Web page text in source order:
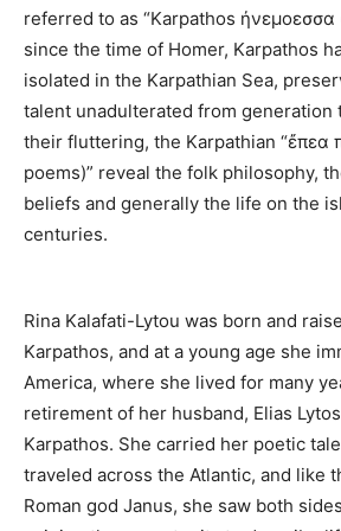
referred to as “Karpathos ἠνεμοεσσα
since the time of Homer, Karpathos
isolated in the Karpathian Sea,
talent unadulterated from generation
their fluttering, the Karpathian “ἔπεα
poems)” reveal the folk philosophy,
beliefs and generally the life on the
centuries.
Rina Kalafati-Lytou was born and
Karpathos, and at a young age she
America, where she lived for many
retirement of her husband, Elias
Karpathos. She carried her poetic
traveled across the Atlantic, and like
Roman god Janus, she saw both